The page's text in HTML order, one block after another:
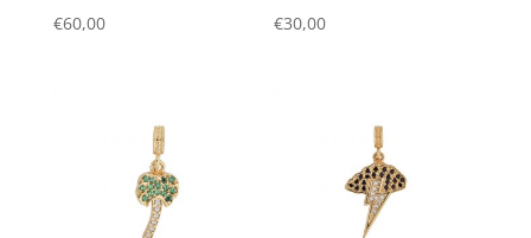
€60,00
€30,00